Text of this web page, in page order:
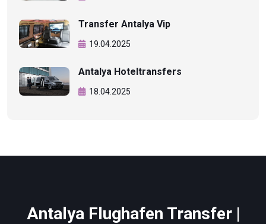
Transfer Antalya Vip
19.04.2025
Antalya Hoteltransfers
18.04.2025
Antalya Flughafen Transfer |